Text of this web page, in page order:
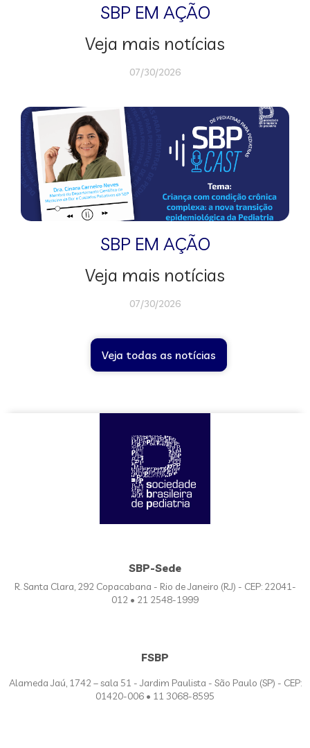
SBP EM AÇÃO
Veja mais notícias
07/30/2026
SBP EM AÇÃO
Veja mais notícias
07/30/2026
Veja todas as notícias
SBP-Sede
R. Santa Clara, 292 Copacabana - Rio de Janeiro (RJ) - CEP: 22041-
012 • 21 2548-1999
FSBP
Alameda Jaú, 1742 – sala 51 - Jardim Paulista - São Paulo (SP) - CEP:
01420-006 • 11 3068-8595